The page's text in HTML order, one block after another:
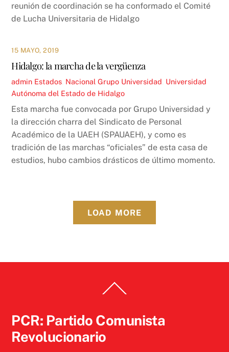
reunión de coordinación se ha conformado el Comité
de Lucha Universitaria de Hidalgo
15 MAYO, 2019
Hidalgo: la marcha de la vergüenza
admin Estados Nacional Grupo Universidad Universidad
Autónoma del Estado de Hidalgo
Esta marcha fue convocada por Grupo Universidad y
la dirección charra del Sindicato de Personal
Académico de la UAEH (SPAUAEH), y como es
tradición de las marchas “oficiales” de esta casa de
estudios, hubo cambios drásticos de último momento.
LOAD MORE
To
PCR: Partido Comunista
Revolucionario